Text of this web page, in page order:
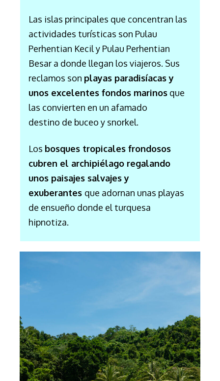
Las islas principales que concentran las
actividades turísticas son Pulau
Perhentian Kecil y Pulau Perhentian
Besar a donde llegan los viajeros. Sus
reclamos son playas paradisíacas y
unos excelentes fondos marinos que
las convierten en un afamado
destino de buceo y snorkel.
Los bosques tropicales frondosos
cubren el archipiélago regalando
unos paisajes salvajes y
exuberantes que adornan unas playas
de ensueño donde el turquesa
hipnotiza.